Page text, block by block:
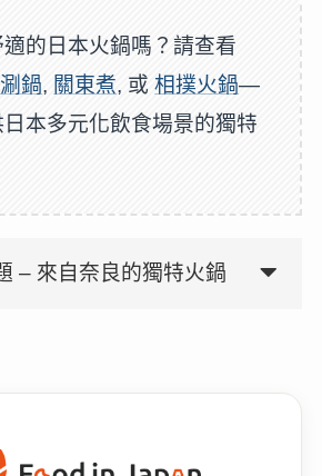
的日本火鍋嗎？請查看
鍋, 關東煮, 或相撲火鍋—
本多元化飲食場景的獨特
– 來自奈良的獨特火鍋